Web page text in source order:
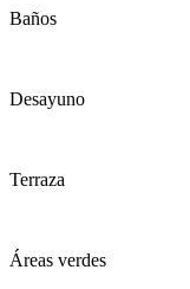
Baños
Desayuno
Terraza
Áreas verdes